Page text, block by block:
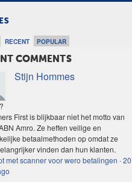
RECENT POPULAR
COMMENTS
Stijn Hommes
First is blijkbaar niet het motto van
Amro. Ze heffen veilige en
betaalmethoden op omdat ze
vinden dan hun klanten.
met scanner voor wero betalingen ·20